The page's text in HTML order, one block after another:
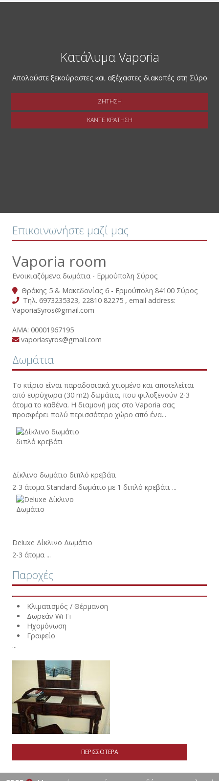
Κατάλυμα Vaporia
Απολαύστε ξεκούραστες και αξέχαστες διακοπές στη Σύρο
ΖΉΤΗΣΗ
ΚΆΝΤΕ ΚΡΆΤΗΣΗ
Επικοινωνήστε μαζί μας
Vaporia room
Ενοικιαζόμενα δωμάτια - Ερμούπολη Σύρος
Θράκης 5 & Μακεδονίας 6 - Ερμούπολη 84100 Σύρος
Τηλ. 6973235323, 22810 82275 , email address:
VaporiaSyros@gmail.com
ΑΜΑ: 00001967195
vaporiasyros@gmail.com
Δωμάτια
Το κτίριο είναι παραδοσιακά χτισμένο και αποτελείται
από ευρύχωρα (30 m2) δωμάτια, που φιλοξενούν 2-3
άτομα το καθένα. Η διαμονή μας στο Vaporia σας
προσφέρει πολύ περισσότερο χώρο από ένα...
Δίκλινο δωμάτιο διπλό κρεβάτι
2-3 άτομα Standard δωμάτιο με 1 διπλό κρεβάτι ...
Deluxe Δίκλινο Δωμάτιο
2-3 άτομα ...
Παροχές
Κλιματισμός / Θέρμανση
Δωρεάν Wi-Fi
Ηχομόνωση
Γραφείο
...
ΠΕΡΙΣΣΌΤΕΡΑ